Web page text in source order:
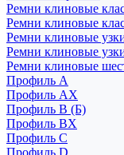
Ремни клиновые
Ремни клиновые
Ремни клиновые
Ремни клиновые
Ремни клиновые
Профиль A
Профиль AX
Профиль B (Б)
Профиль BX
Профиль C
Профиль D